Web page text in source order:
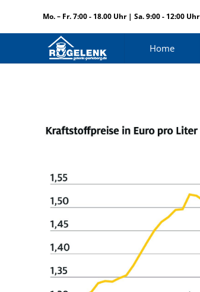
Mo. – Fr. 7:00 - 18.00 Uhr | Sa. 9:00 - 12:00 Uhr
Home